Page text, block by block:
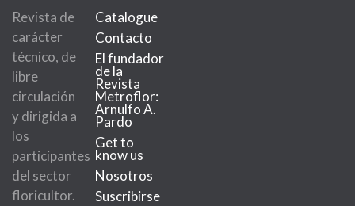
Revista de
carácter
técnico, de
libre
circulación
y dirigida a
los
participantes
del sector
floricultor.
Catalogue
Contacto
El fundador
de la
Revista
Metroflor:
Arnulfo A.
Pardo
Get to
know us
Nosotros
Suscribirse